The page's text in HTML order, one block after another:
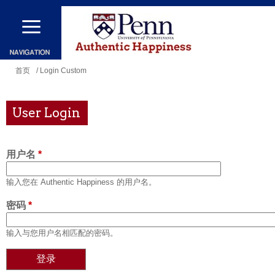
跳
到
主
容
你
这
里
首页 / Login Custom
User Login
用户名 *
输入您在 Authentic Happiness 的用户名。
密码 *
输入与您用户名相匹配的密码。